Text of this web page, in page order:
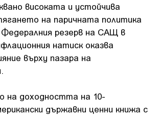
високата и устойчива
на паричната политика
резерв на САЩ в
натиск оказва
върху пазара на
на доходността на 10-
държавни ценни книжа с